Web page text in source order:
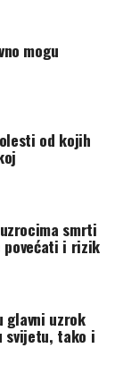
mogu
od kojih
smrti
povećati i rizik
glavni uzrok
svijetu, tako i